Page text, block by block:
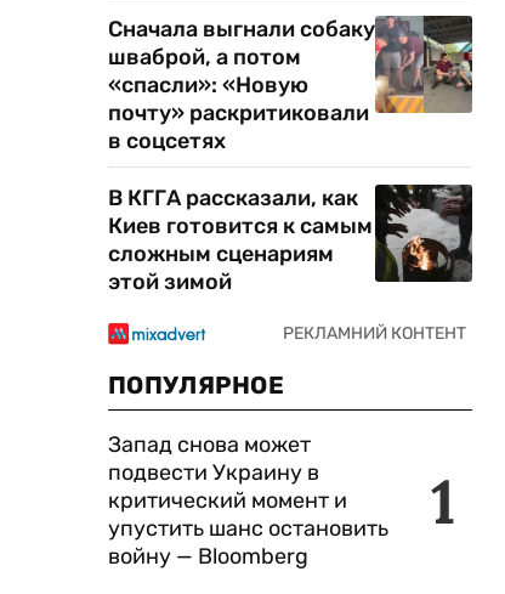
Сначала выгнали собаку
шваброй, а потом
«спасли»: «Новую
почту» раскритиковали
в соцсетях
В КГГА рассказали, как
Киев готовится к самым
сложным сценариям
этой зимой
ПОПУЛЯРНОЕ
1
Запад снова может
подвести Украину в
критический момент и
упустить шанс остановить
войну — Bloomberg